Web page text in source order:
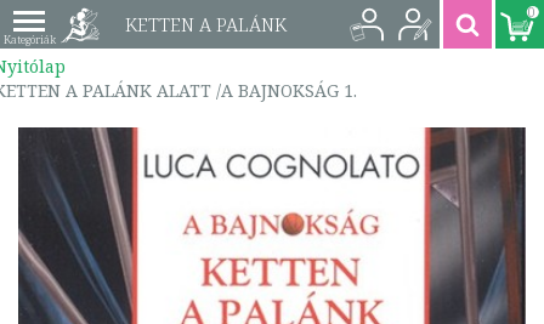
KETTEN A PALÁNK
1. | 9786155220296
0
A PALÁNK ALATT /A BAJNOKSÁG 1.